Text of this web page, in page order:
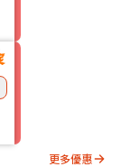
更多優惠